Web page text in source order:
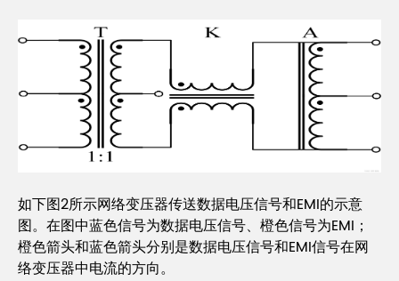
如下图2所示网络变压器传送数据电压信号和EMI的示意
图。在图中蓝色信号为数据电压信号、橙色信号为EMI；
橙色箭头和蓝色箭头分别是数据电压信号和EMI信号在网
络变压器中电流的方向。